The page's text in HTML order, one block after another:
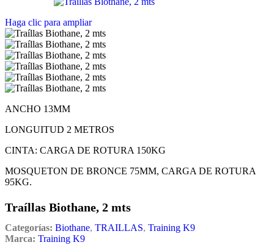
Haga clic para ampliar
ANCHO 13MM
LONGUITUD 2 METROS
CINTA: CARGA DE ROTURA 150KG
MOSQUETON DE BRONCE 75MM, CARGA DE ROTURA
95KG.
Traíllas Biothane, 2 mts
Categorías: Biothane, TRAILLAS, Training K9
Marca: Training K9